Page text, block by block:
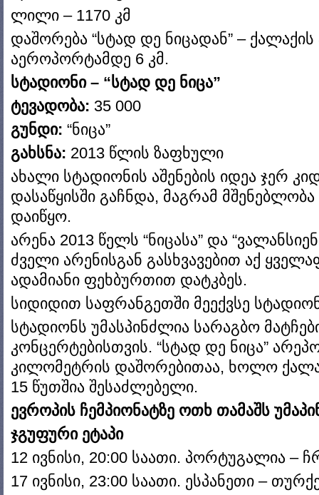
ლილი – 1170 კმ
დაშორება “სტად დე ნიცადან” –
აეროპორტამდე 6 კმ.
სტადიონი – “სტად დე ნიცა”
ტევადობა: 35 000
გუნდი: “ნიცა”
გახსნა: 2013 წლის ზაფხული
ახალი სტადიონის აშენების იდეა ჯერ
დასაწყისში გაჩნდა, მაგრამ
დაიწყო.
არენა 2013 წელს “ნიცასა” და
ძველი არენისგან გასხვავებით აქ
ადამიანი ფეხბურთით დატკბეს.
სიდიდით საფრანგეთში მეექვსე
სტადიონს უმასპინძლია სარაგბო
კონცერტებისთვის. “სტად დე ნიცა”
კილომეტრის დაშორებითაა, ხოლო
15 წუთშია შესაძლებელი.
ევროპის ჩემპიონატზე ოთხ თამაშს
ჯგუფური ეტაპი
12 ივნისი, 20:00 საათი. პორტუგალია
17 ივნისი, 23:00 საათი. ესპანეთი –